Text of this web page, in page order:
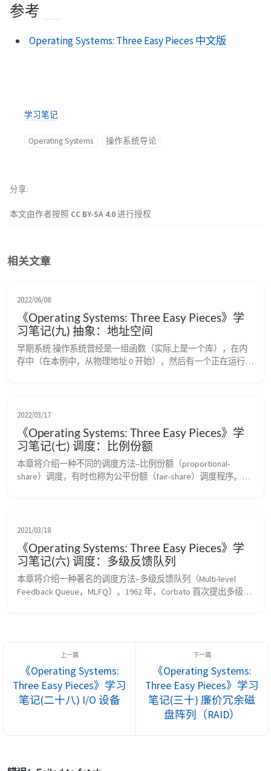
参考
Operating Systems: Three Easy Pieces 中文版
学习笔记
Operating Systems 操作系统导论
本文由作者按照 CC BY-SA 4.0进行授权
分享
相关文章
2022/06/08
《Operating Systems: Three Easy Pieces》学
习笔记(九) 抽象：地址空间
早期系统 操作系统曾经是一组函数（实际上是一个库），在内
存中（在本例中，从物理地址 0 开始），然后有一个正在运行的
理内存中切出来给它们的一小部分内存。假定只有一个 CPU，操
作系统选择运行其...
2022/03/17
《Operating Systems: Three Easy Pieces》学
习笔记(七) 调度：比例份额
本章将介绍一种不同的调度方法–比例份额（proportional-
share）调度，有时也称为公平份额（fair-share）调度程序。比
Waldspurger 和 Weihl 发现，名为彩票调度（lottery s...
2021/03/18
《Operating Systems: Three Easy Pieces》学
习笔记(六) 调度：多级反馈队列
本章将介绍一种著名的调度方法–多级反馈队列（Multi-level
Feedback Queue，MLFQ）。1962 年，Corbato 首次提出多级反
《Operating Systems:
Three Easy Pieces》学习
笔记(二十八) I/O 设备
《Operating Systems:
Three Easy Pieces》学习
笔记(三十) 廉价冗余磁
盘阵列（RAID）